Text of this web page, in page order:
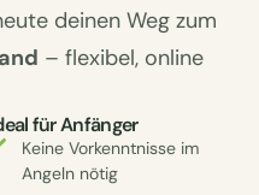
deinen Weg zum
– flexibel, online
für Anfänger
Keine Vorkenntnisse im
Angeln nötig